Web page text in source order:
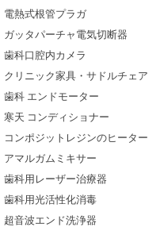
電熱式根管プラガ
ガッタパーチャ電気切断器
歯科口腔内カメラ
クリニック家具・サドルチェア
歯科 エンドモーター
寒天 コンディショナー
コンポジットレジンのヒーター
アマルガムミキサー
歯科用レーザー治療器
歯科用光活性化消毒
超音波エンド洗浄器